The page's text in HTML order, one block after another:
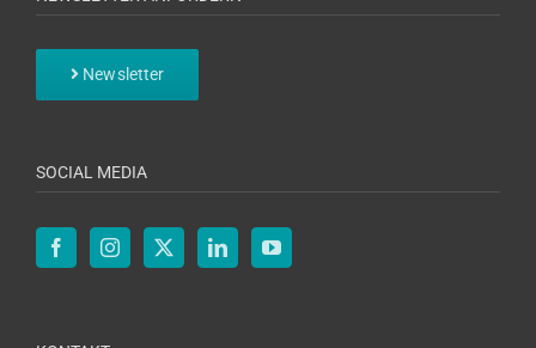
Newsletter
SOCIAL MEDIA